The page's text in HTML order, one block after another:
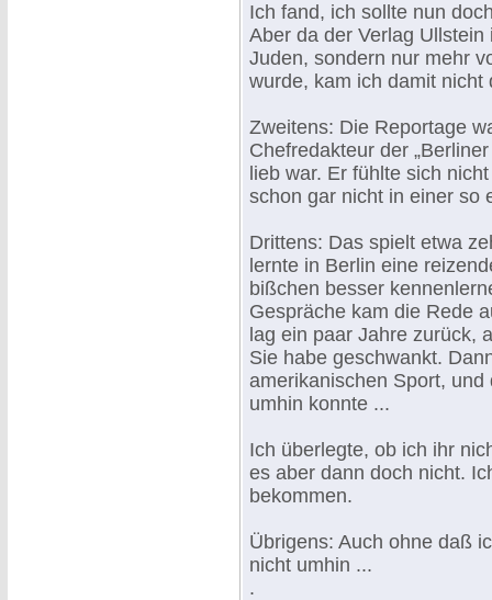
Ich fand, ich sollte nun
Aber da der Verlag
Juden, sondern nur mehr
wurde, kam ich damit nicht
Zweitens: Die Reportage
Chefredakteur der
lieb war. Er fühlte sich
schon gar nicht in einer so
Drittens: Das spielt etwa
lernte in Berlin eine
bißchen besser
Gespräche kam die Rede
lag ein paar Jahre zurück,
Sie habe geschwankt.
amerikanischen Sport,
umhin konnte ...
Ich überlegte, ob ich ihr
es aber dann doch nicht.
bekommen.
Übrigens: Auch ohne daß
nicht umhin ...
.